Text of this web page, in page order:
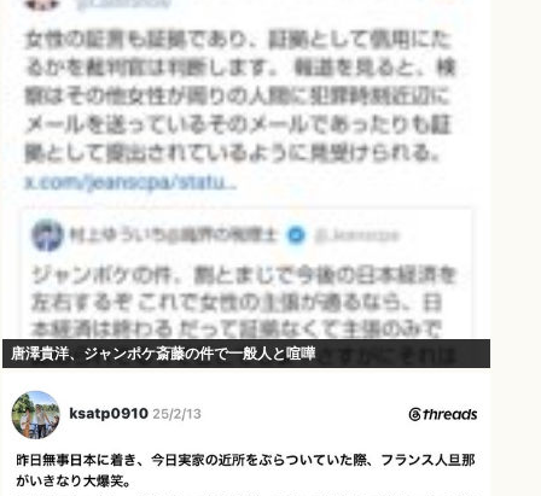
唐澤貴洋、ジャンポケ斎藤の件で一般人と喧嘩